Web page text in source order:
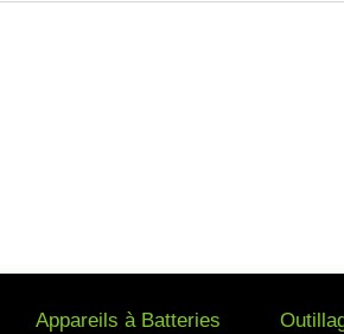
Appareils à Batteries